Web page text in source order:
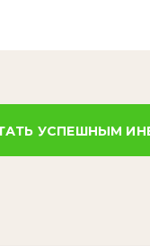
УСПЕШНЫМ